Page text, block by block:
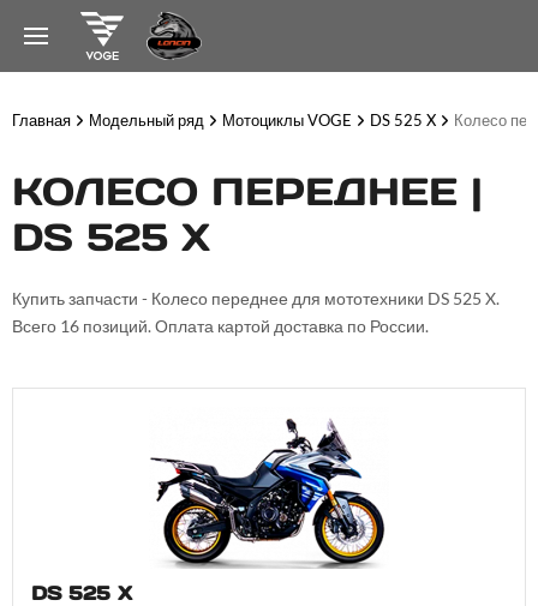
Главная Модельный ряд Мотоциклы VOGE DS 525 X Колесо
КОЛЕСО ПЕРЕДНЕЕ |
DS 525 X
Купить запчасти - Колесо переднее для мототехники DS 525 X.
Всего 16 позиций. Оплата картой доставка по России.
DS 525 X